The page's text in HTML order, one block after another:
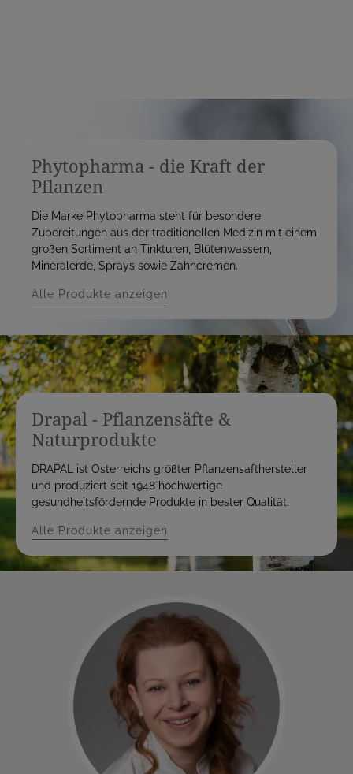
Phytopharma - die Kraft der
Pflanzen
Die Marke Phytopharma steht für besondere
Zubereitungen aus der traditionellen Medizin mit einem
großen Sortiment an Tinkturen, Blütenwassern,
Mineralerde, Sprays sowie Zahncremen.
Alle Produkte anzeigen
Drapal - Pflanzensäfte &
Naturprodukte
DRAPAL ist Österreichs größter Pflanzensafthersteller
und produziert seit 1948 hochwertige
gesundheitsfördernde Produkte in bester Qualität.
Alle Produkte anzeigen